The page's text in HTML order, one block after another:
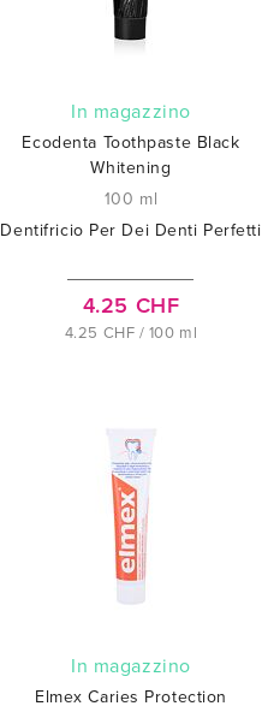
In magazzino
Ecodenta Toothpaste Black
Whitening
100 ml
Dentifricio Per Dei Denti Perfetti
4.25 CHF
4.25 CHF / 100 ml
In magazzino
Elmex Caries Protection